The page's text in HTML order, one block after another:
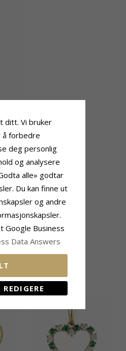
Øsken: 16,4 mm
Øsken:11,9 mm
10,2 mm
ditt. Vi bruker
å forbedre
deg personlig
og analysere
alle» godtar
Du kan finne ut
og andre
Google Business
Data Answers
REDIGERE